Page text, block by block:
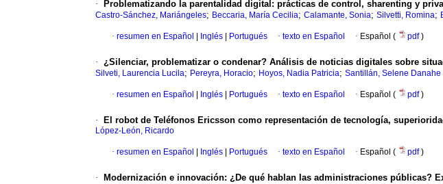
· Problematizando la parentalidad digital: prácticas de control, sharenting y
Castro-Sánchez, Mariángeles; Beccaria, María Cecilia; Calamante, Sonia; Silvetti, Romina;
· resumen en Español Inglés Portugués · texto en Español · Español ( pdf)
· ¿Silenciar, problematizar o condenar? Análisis de noticias digitales sobre
Silveti, Laurencia Lucila; Pereyra, Horacio; Hoyos, Nadia Patricia; Santillán, Selene Danahe
· resumen en Español Inglés Portugués · texto en Español · Español ( pdf)
· El robot de Teléfonos Ericsson como representación de tecnología,
López-León, Ricardo
· resumen en Español Inglés Portugués · texto en Español · Español ( pdf)
· Modernización e innovación: ¿De qué hablan las administraciones públicas?